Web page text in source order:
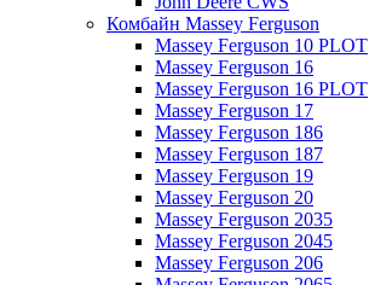
Комбайн Massey Ferguson
Massey Ferguson 10 PLOT
Massey Ferguson 16
Massey Ferguson 16 PLOT
Massey Ferguson 17
Massey Ferguson 186
Massey Ferguson 187
Massey Ferguson 19
Massey Ferguson 20
Massey Ferguson 2035
Massey Ferguson 2045
Massey Ferguson 206